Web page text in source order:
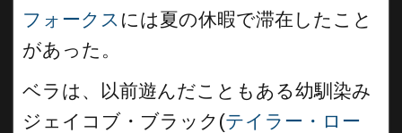
フォークス には夏の休暇で滞在したこと
があった。
ベラは、以前遊んだこともある幼馴染み
ジェイコブ・ブラック(テイラー・ロー